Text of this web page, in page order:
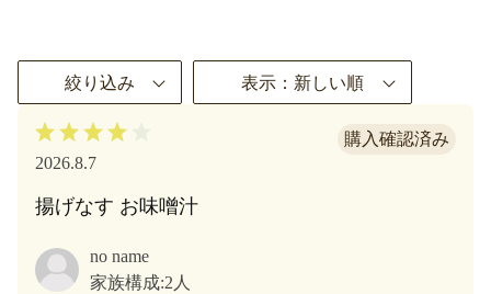
絞り込み 表示：新しい順
2026.8.7
揚げなす お味噌汁
no name
家族構成:2人